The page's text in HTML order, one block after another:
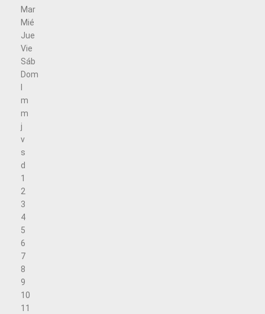
Mar
Mié
Jue
Vie
Sáb
Dom
m
m
j
v
s
d
1
2
3
4
5
6
7
8
9
10
11